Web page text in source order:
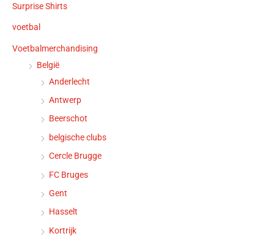
Surprise Shirts
voetbal
Voetbalmerchandising
België
Anderlecht
Antwerp
Beerschot
belgische clubs
Cercle Brugge
FC Bruges
Gent
Hasselt
Kortrijk